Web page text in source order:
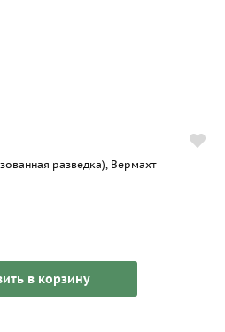
разведка), Вермахт
в корзину